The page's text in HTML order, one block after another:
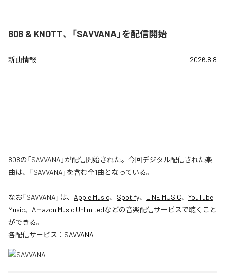
808 & KNOTT、「SAVVANA」を配信開始
新曲情報 2026.8.8
808の「SAVVANA」が配信開始された。今回デジタル配信された楽
曲は、「SAVVANA」を含む全1曲となっている。
なお「SAVVANA 」は、 Apple Music、 Spotify、 LINE MUSIC、 YouTube
Music、 Amazon Music Unlimitedなどの音楽配信サービスで聴くこと
ができる。
各配信サービス： SAVVANA